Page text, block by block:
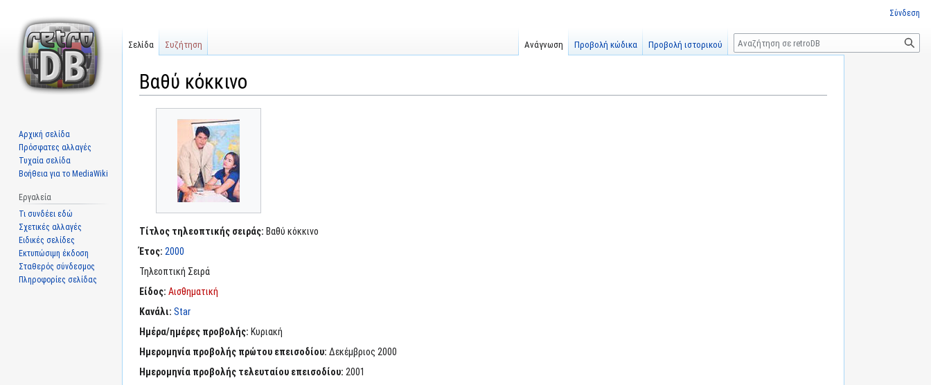
Βαθύ κόκκινο
Τίτλος τηλεοπτικής σειράς: Βαθύ κόκκινο
Έτος: 2000
Τηλεοπτική Σειρά
Είδος: Αισθηματική
Κανάλι: Star
Ημέρα/ημέρες προβολής: Κυριακή
Ημερομηνία προβολής πρώτου επεισοδίου: Δεκέμβριος 2000
Ημερομηνία προβολής τελευταίου επεισοδίου: 2001
Σύνδεση
Σελίδα Συζήτηση Ανάγνωση Προβολή κώδικα Προβολή ιστορικού
Αναζήτηση
Αρχική σελίδα
Πρόσφατες αλλαγές
Τυχαία σελίδα
Βοήθεια για το MediaWiki
Εργαλεία
Τι συνδέει εδώ
Σχετικές αλλαγές
Ειδικές σελίδες
Εκτυπώσιμη έκδοση
Σταθερός σύνδεσμος
Πληροφορίες σελίδας